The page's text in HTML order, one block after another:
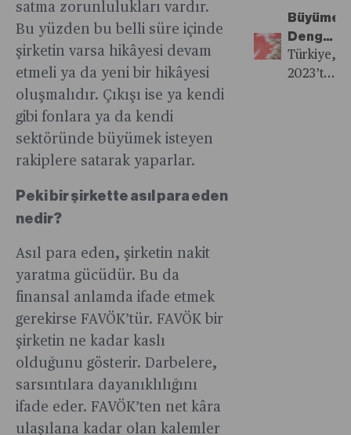
satma zorunlulukları vardır.
Bu yüzden bu belli süre içinde
şirketin varsa hikâyesi devam
etmeli ya da yeni bir hikâyesi
oluşmalıdır. Çıkışı ise ya kendi
gibi fonlara ya da kendi
sektöründe büyümek isteyen
rakiplere satarak yaparlar.
Peki bir şirkette asıl para eden
nedir?
Asıl para eden, şirketin nakit
yaratma gücüdür. Bu da
finansal anlamda ifade etmek
gerekirse FAVÖK’tür. FAVÖK bir
şirketin ne kadar kaslı
olduğunu gösterir. Darbelere,
sarsıntılara dayanıklılığını
ifade eder. FAVÖK’ten net kâra
ulaşılana kadar olan kalemler
ekonomik
düzen
bloklar
arası
bono ve
mevduata
yatırım
TÜROB’un
otel
doluluk
sorunların
nedenleri
arasında
gösterilse
seçim
havasına
büründü.
Yatırımcı
Denge
Arayışı
Türkiye,
2023’te